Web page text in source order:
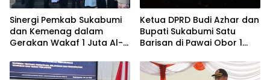
Sinergi Pemkab Sukabumi
dan Kemenag dalam
Gerakan Wakaf 1 Juta Al-
Ketua DPRD Budi Azhar dan
Bupati Sukabumi Satu
Barisan di Pawai Obor 1